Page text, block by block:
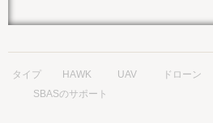
タイプ HAWK UAV ドローン
SBASのサポート